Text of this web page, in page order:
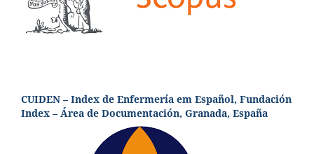
CUIDEN – Index de Enfermería em Español, Fundación
Index – Área de Documentación, Granada, España